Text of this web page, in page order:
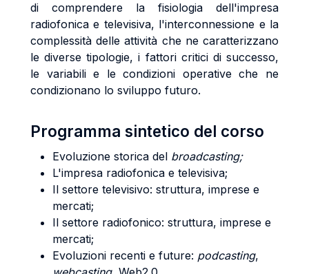
di comprendere la fisiologia dell'impresa
radiofonica e televisiva, l'interconnessione e la
complessità delle attività che ne caratterizzano
le diverse tipologie, i fattori critici di successo,
le variabili e le condizioni operative che ne
condizionano lo sviluppo futuro.
Programma sintetico del corso
Evoluzione storica del broadcasting;
L'impresa radiofonica e televisiva;
Il settore televisivo: struttura, imprese e
mercati;
Il settore radiofonico: struttura, imprese e
mercati;
Evoluzioni recenti e future: podcasting,